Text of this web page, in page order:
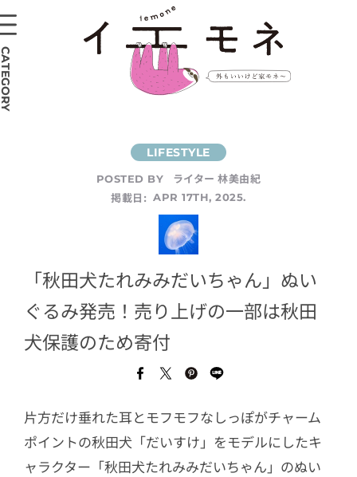
POSTED BY
ライター 林美由紀
掲載日: APR 17TH, 2025.
「秋田犬たれみみだいちゃん」ぬい
ぐるみ発売！売り上げの一部は秋田
犬保護のため寄付
片方だけ垂れた耳とモフモフなしっぽがチャーム
ポイントの秋田犬「だいすけ」をモデルにしたキ
ャラクター「秋田犬たれみみだいちゃん」のぬい